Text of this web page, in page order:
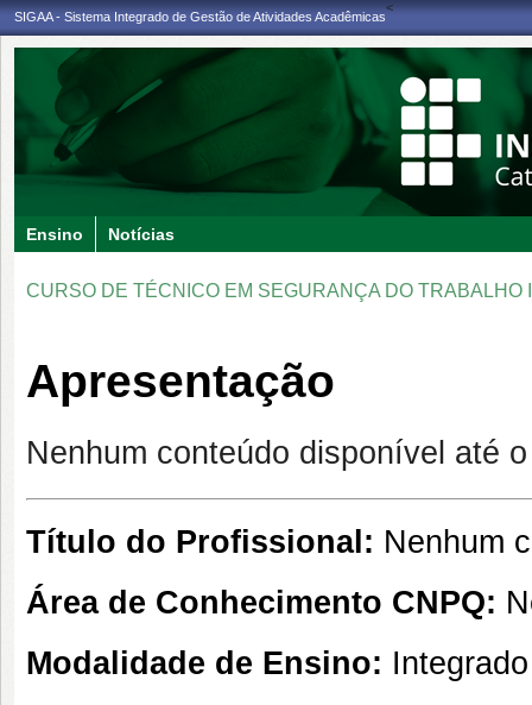
SIGAA - Sistema Integrado de Gestão de Atividades Acadêmicas
<
Ensino Notícias
CURSO DE TÉCNICO EM SEGURANÇA DO
Apresentação
Nenhum conteúdo disponível até
Título do Profissional: Nenhum
Área de Conhecimento CNPQ:
Modalidade de Ensino: Integrado